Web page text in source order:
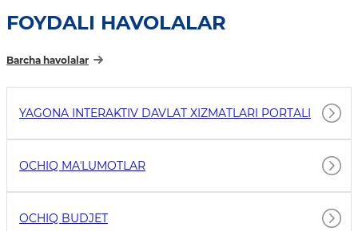
FOYDALI HAVOLALAR
Barcha havolalar
YAGONA INTERAKTIV DAVLAT XIZMATLARI PORTALI
OCHIQ MAʼLUMOTLAR
OCHIQ BUDJET